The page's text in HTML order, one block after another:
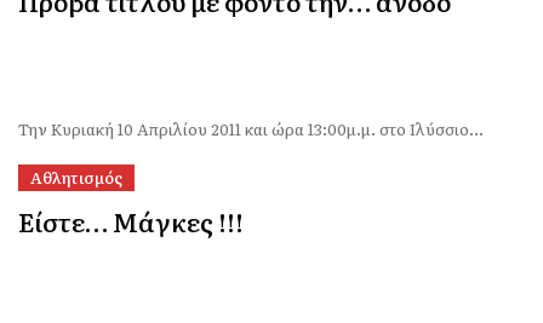
Την Κυριακή 10 Απριλίου 2011 και ώρα 13:00μ.μ. στο Ιλύσσιο...
Αθλητισμός
Είστε… Μάγκες !!!